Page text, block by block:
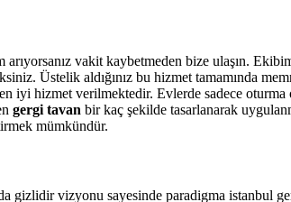
vakit kaybetmeden bize ulaşın.
Üstelik aldığınız bu hizmet tamamında
iyi hizmet verilmektedir. Evlerde sadece
gergi tavan bir kaç şekilde tasarlanarak
mümkündür.
gizlidir vizyonu sayesinde paradigma istanbul